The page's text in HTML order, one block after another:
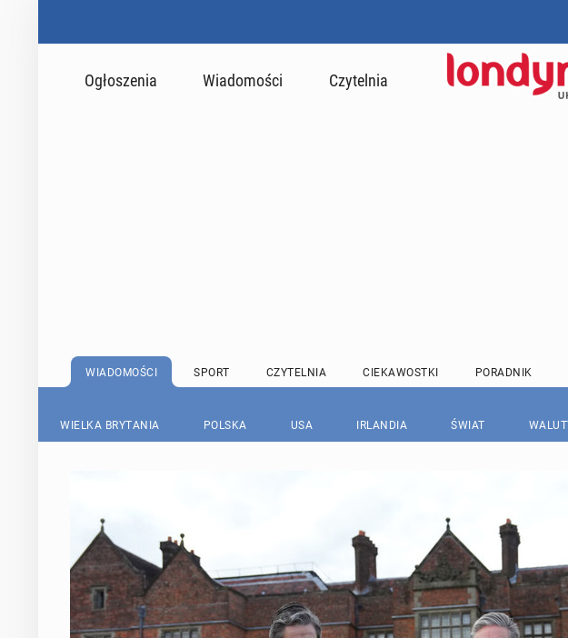
Ogłoszenia Wiadomości Czytelnia
WIADOMOŚCI SPORT CZYTELNIA CIEKAWOSTKI PORADNIK
WIELKA BRYTANIA POLSKA USA IRLANDIA ŚWIAT